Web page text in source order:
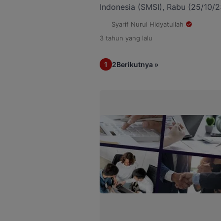
Indonesia (SMSI), Rabu (25/10/
media agar upaya menciptakan
kuat. Kadiv Humas mengaku,
politik. Diharapkan, kolaborasi
Syarif Nurul Hidyatullah
3 tahun yang lalu
1 2Berikutnya »